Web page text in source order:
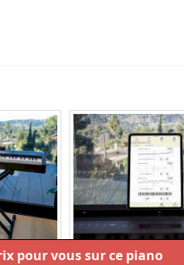
pour vous sur ce piano